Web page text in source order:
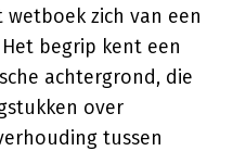
zich van een
begrip kent een
achtergrond, die
over
tussen